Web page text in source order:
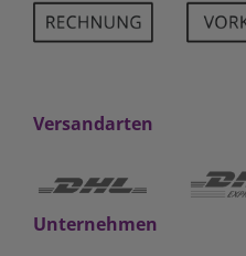
Versandarten
Unternehmen